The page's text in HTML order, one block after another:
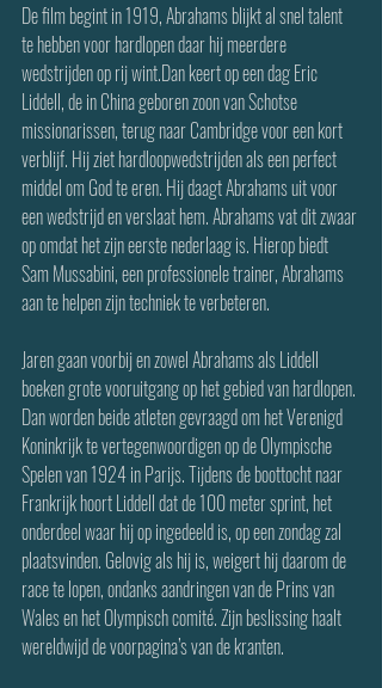
De film begint in 1919, Abrahams blijkt al snel talent
te hebben voor hardlopen daar hij meerdere
wedstrijden op rij wint.Dan keert op een dag Eric
Liddell, de in China geboren zoon van Schotse
missionarissen, terug naar Cambridge voor een kort
verblijf. Hij ziet hardloopwedstrijden als een perfect
middel om God te eren. Hij daagt Abrahams uit voor
een wedstrijd en verslaat hem. Abrahams vat dit zwaar
op omdat het zijn eerste nederlaag is. Hierop biedt
Sam Mussabini, een professionele trainer, Abrahams
aan te helpen zijn techniek te verbeteren.
Jaren gaan voorbij en zowel Abrahams als Liddell
boeken grote vooruitgang op het gebied van hardlopen.
Dan worden beide atleten gevraagd om het Verenigd
Koninkrijk te vertegenwoordigen op de Olympische
Spelen van 1924 in Parijs. Tijdens de boottocht naar
Frankrijk hoort Liddell dat de 100 meter sprint, het
onderdeel waar hij op ingedeeld is, op een zondag zal
plaatsvinden. Gelovig als hij is, weigert hij daarom de
race te lopen, ondanks aandringen van de Prins van
Wales en het Olympisch comité. Zijn beslissing haalt
wereldwijd de voorpagina’s van de kranten.